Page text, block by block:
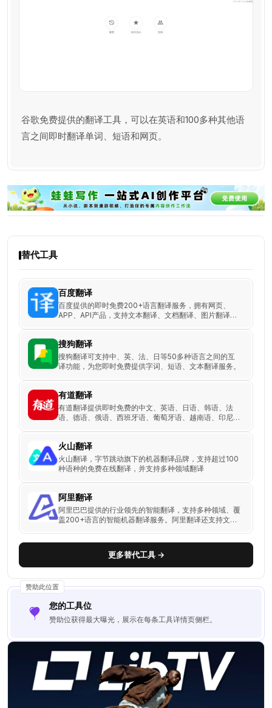
谷歌免费提供的翻译工具，可以在英语和100多种其他语
言之间即时翻译单词、短语和网页。
替代工具
百度翻译
百度提供的即时免费200+语言翻译服务，拥有网页、
APP、API产品，支持文本翻译、文档翻译、图片翻译等
搜狗翻译
搜狗翻译可支持中、英、法、日等50多种语言之间的互
译功能，为您即时免费提供字词、短语、文本翻译服务。
有道翻译
有道翻译提供即时免费的中文、英语、日语、韩语、法
语、德语、俄语、西班牙语、葡萄牙语、越南语、印尼
传等服务。
火山翻译
火山翻译，字节跳动旗下的机器翻译品牌，支持超过100
种语种的免费在线翻译，并支持多种领域翻译
阿里翻译
阿里巴巴提供的行业领先的智能翻译，支持多种领域、覆
盖200+语言的智能机器翻译服务。阿里翻译还支持文档
更多替代工具 →
赞助此位置
您的工具位
赞助位获得最大曝光，展示在每条工具详情页侧栏。